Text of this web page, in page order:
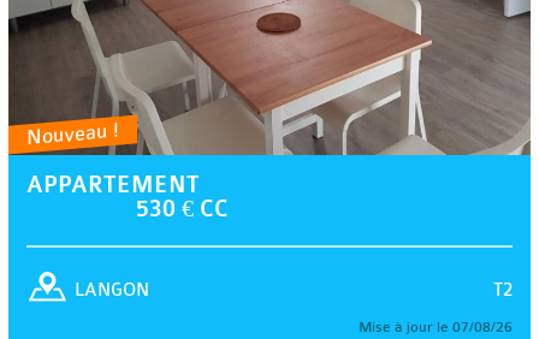
Nouveau !
APPARTEMENT
530 € CC
T2
LANGON
Mise à jour le 07/08/26